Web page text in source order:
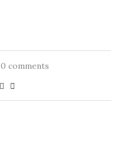
0 comments